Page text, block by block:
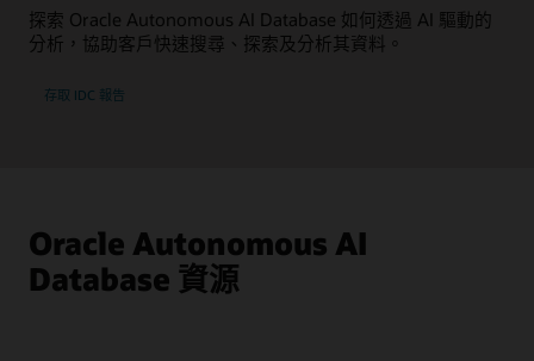
探索 Oracle Autonomous AI Database 如何透過 AI 驅動的
分析，協助客戶快速搜尋、探索及分析其資料。
存取 IDC 報告
Oracle Autonomous AI
Database 資源